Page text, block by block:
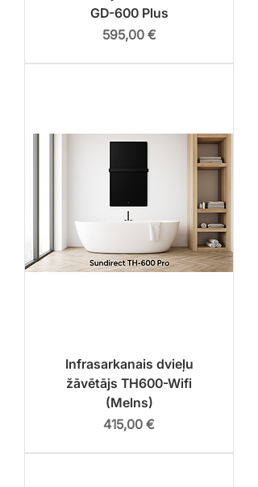
GD-600 Plus
Cena
595,00 €
Infrasarkanais dvieļu
žāvētājs TH600-Wifi
(Melns)
Cena
415,00 €